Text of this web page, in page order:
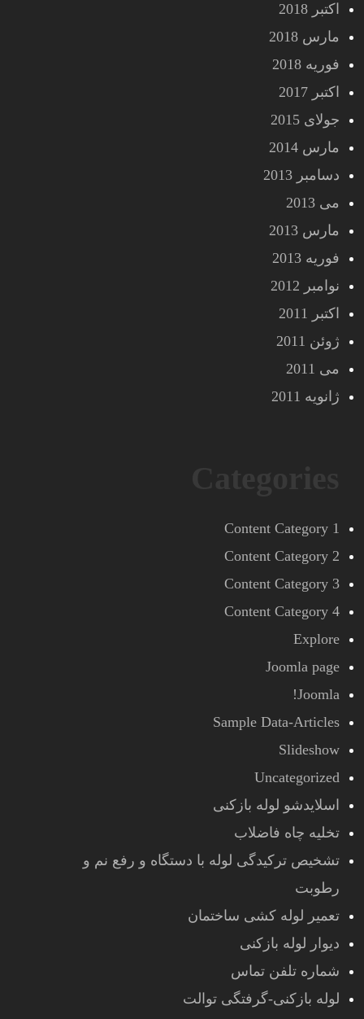
اکتبر 2018
مارس 2018
فوریه 2018
اکتبر 2017
جولای 2015
مارس 2014
دسامبر 2013
می 2013
مارس 2013
فوریه 2013
نوامبر 2012
اکتبر 2011
ژوئن 2011
می 2011
ژانویه 2011
Content Category 1
Content Category 2
Content Category 3
Content Category 4
Explore
Joomla page
Joomla!
Sample Data-Articles
Slideshow
Uncategorized
اسلایدشو لوله بازکنی
تخلیه چاه فاضلاب
تشخیص ترکیدگی لوله با دستگاه و رفع نم و
رطوبت
تعمیر لوله کشی ساختمان
دیوار لوله بازکنی
شماره تلفن تماس
لوله بازکنی-گرفتگی توالت